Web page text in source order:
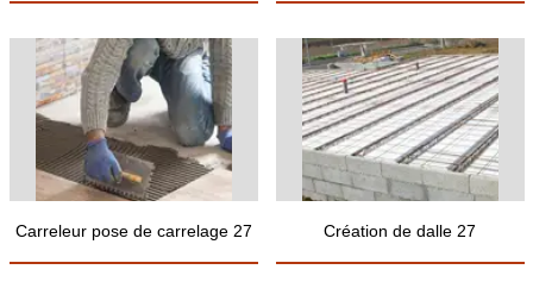
Carreleur pose de carrelage 27 Création de dalle 27